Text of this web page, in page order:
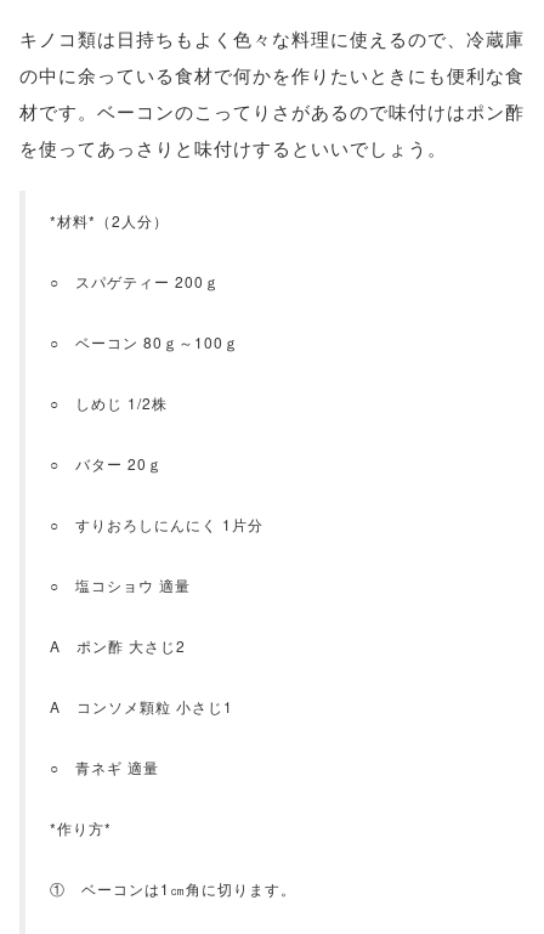
キノコ類は日持ちもよく色々な料理に使えるので、冷蔵庫
の中に余っている食材で何かを作りたいときにも便利な食
材です。ベーコンのこってりさがあるので味付けはポン酢
を使ってあっさりと味付けするといいでしょう。
*材料*（2人分）
○ スパゲティー 200ｇ
○ ベーコン 80ｇ～100ｇ
○ しめじ 1/2株
○ バター 20ｇ
○ すりおろしにんにく 1片分
○ 塩コショウ 適量
A ポン酢 大さじ2
A コンソメ顆粒 小さじ1
○ 青ネギ 適量
*作り方*
① ベーコンは1㎝角に切ります。